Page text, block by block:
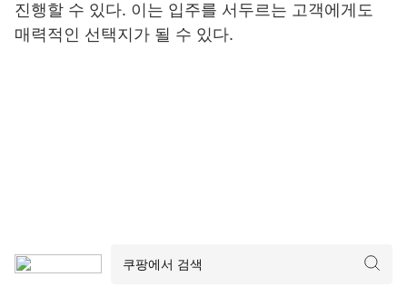
진행할 수 있다. 이는 입주를 서두르는 고객에게도
매력적인 선택지가 될 수 있다.